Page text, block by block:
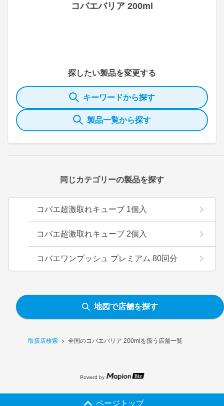
取扱店検索 全国のコバエバリア 200mlを扱う店舗一覧
コバエバリア 200ml
探したい製品を変更する
キーワードから探す
製品一覧から探す
同じカテゴリーの製品を探す
コバエ超激取れキューブ 1個入
コバエ超激取れキューブ 2個入
コバエワンプッシュ プレミアム 80回分
地図で店舗を探す
Powerd by
ページトップ